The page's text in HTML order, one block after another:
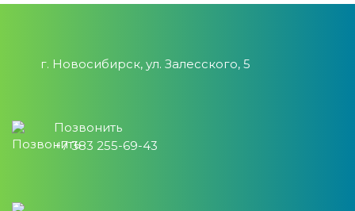
г. Новосибирск, ул. Залесского, 5
Позвонить
+7 383 255-69-43